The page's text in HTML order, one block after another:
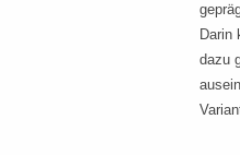
Darin
dazu